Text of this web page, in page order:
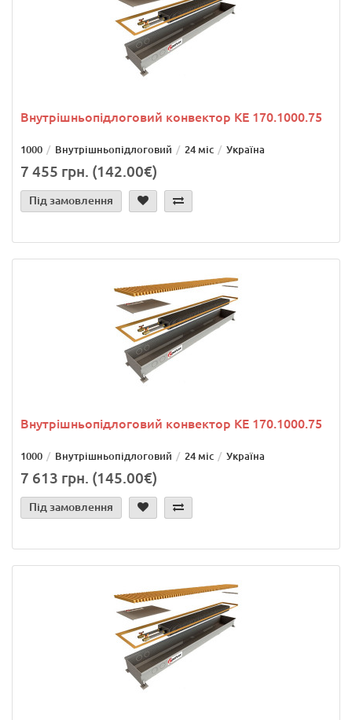
Внутрішньопідлоговий конвектор KE 170.1000.75
1000 Внутрішньопідлоговий 24 міс Україна
7 455 грн. (142.00€)
Під замовлення
Внутрішньопідлоговий конвектор KE 170.1000.75
1000 Внутрішньопідлоговий 24 міс Україна
7 613 грн. (145.00€)
Під замовлення